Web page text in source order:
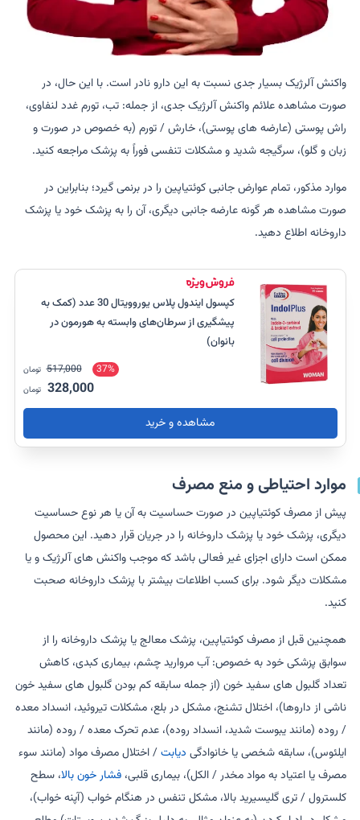
واکنش آلرژیک بسیار جدی نسبت به این دارو نادر است. با این حال، در
صورت مشاهده علائم واکنش آلرژیک جدی، از جمله: تب، تورم غدد لنفاوی،
راش پوستی (عارضه های پوستی)، خارش / تورم (به خصوص در صورت و
زبان و گلو)، سرگیجه شدید و مشکلات تنفسی فوراً به پزشک مراجعه کنید.
موارد مذکور، تمام عوارض جانبی کوئتیاپین را در برنمی گیرد؛ بنابراین در
صورت مشاهده هر گونه عارضه جانبی دیگری، آن را به پزشک خود یا پزشک
داروخانه اطلاع دهید.
کپسول ایندول پلاس یوروویتال 30 عدد (کمک به
پیشگیری از سرطان‌های وابسته به هورمون در
بانوان)
37%
517,000 تومان
328,000 تومان
مشاهده و خرید
موارد احتیاطی و منع مصرف
پیش از مصرف کوئتیاپین در صورت حساسیت به آن یا هر نوع حساسیت
دیگری، پزشک خود یا پزشک داروخانه را در جریان قرار دهید. این محصول
ممکن است دارای اجزای غیر فعالی باشد که موجب واکنش های آلرژیک و یا
مشکلات دیگر شود. برای کسب اطلاعات بیشتر با پزشک داروخانه صحبت
کنید.
همچنین قبل از مصرف کوئتیاپین، پزشک معالج یا پزشک داروخانه را از
سوابق پزشکی خود به خصوص: آب مروارید چشم، بیماری کبدی، کاهش
تعداد گلبول های سفید خون (از جمله سابقه کم بودن گلبول های سفید خون
ناشی از داروها)، اختلال تشنج، مشکل در بلع، مشکلات تیروئید، انسداد معده
/ روده (مانند یبوست شدید، انسداد روده)، عدم تحرک معده / روده (مانند
ایلئوس)، سابقه شخصی یا خانوادگی دیابت/ اختلال مصرف مواد (مانند سوء
مصرف یا اعتیاد به مواد مخدر / الکل)، بیماری قلبی،فشار خون بالا، سطح
کلسترول / تری گلیسیرید بالا، مشکل تنفس در هنگام خواب (آپنه خواب)،